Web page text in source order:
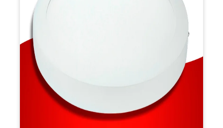
Os Painéis Redondos Sobrepor da Avant estão disponíveis em
potências de
, proporcionando iluminação
eficiente e econômica. Todos os modelos possuem corpo em
painéis são bivolt, possuem um ângulo de abertura de 120º e
mantêm o fluxo luminoso constante, sendo fáceis de instalar
em superfícies de alvenaria ou concreto. O baixo consumo de
energia e a possibilidade de escolha entre
luz branca (6500K)
ou amarela (3000K)
tornam esses painéis versáteis para